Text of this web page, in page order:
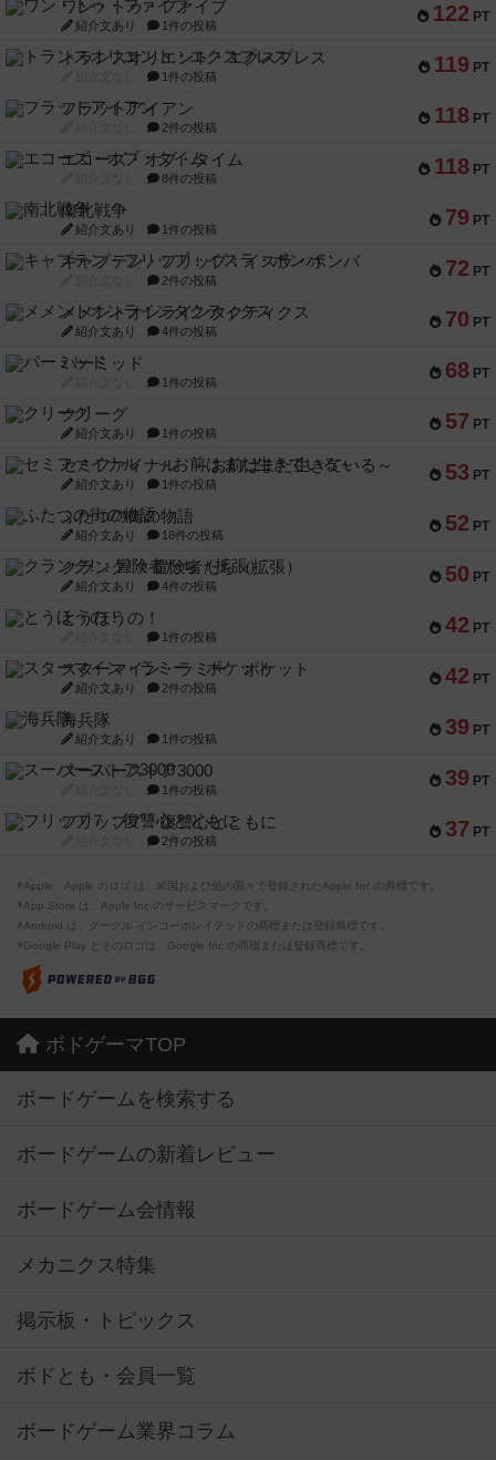
122 PT
ワン・トゥ・ファイブ
紹介文あり 1件の投稿
119 PT
トランスオリエント・エクスプレス
1件の投稿
118 PT
フラットアイアン
2件の投稿
118 PT
エコーズ・オブ・タイム
8件の投稿
79 PT
南北戦争
紹介文あり 1件の投稿
72 PT
キャプテン・フリップ：イスラ・ボンバ
2件の投稿
70 PT
メメントオンラインタクティクス
紹介文あり 4件の投稿
68 PT
パーミッド
1件の投稿
57 PT
クリーグ
紹介文あり 1件の投稿
53 PT
セミファイナル ～お前はまだ生きている～
紹介文あり 1件の投稿
52 PT
ふたつの街の物語
紹介文あり 18件の投稿
50 PT
クランク! ：冒険者たち（拡張）
紹介文あり 4件の投稿
42 PT
とうほうの！
1件の投稿
42 PT
スターマイン・ラミー ポケット
紹介文あり 2件の投稿
39 PT
海兵隊
紹介文あり 1件の投稿
39 PT
スーパーストア3000
1件の投稿
37 PT
フリップ７：復讐心とともに
2件の投稿
※Apple、Apple のロゴ は、米国および他の国々で登録されたApple Inc.の商標です。
※App Store は、Apple Inc.のサービスマークです。
※Android は、グーグル インコーポレイテッドの商標または登録商標です。
※Google Play とそのロゴは、Google Inc.の商標または登録商標です。
ボドゲーマTOP
ボードゲームを検索する
ボードゲームの新着レビュー
ボードゲーム会情報
メカニクス特集
掲示板・トピックス
ボドとも・会員一覧
ボードゲーム業界コラム